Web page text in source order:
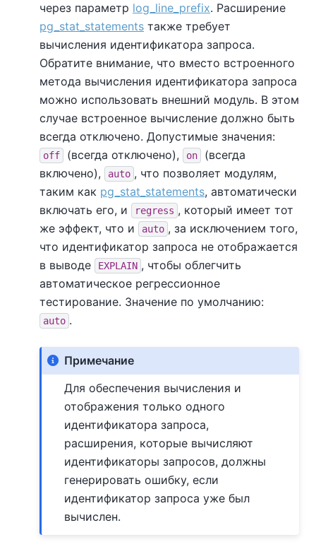
через параметр log_line_prefix. Расширение
pg_stat_statements также требует
вычисления идентификатора запроса.
Обратите внимание, что вместо встроенного
метода вычисления идентификатора запроса
можно использовать внешний модуль. В этом
случае встроенное вычисление должно быть
всегда отключено. Допустимые значения:
off (всегда отключено), on
(всегда
включено),
auto , что позволяет модулям,
таким как pg_stat_statements, автоматически
включать его, и
regress , который имеет тот
же эффект, что и
auto , за исключением того,
что идентификатор запроса не отображается
в выводе
EXPLAIN , чтобы облегчить
автоматическое регрессионное
тестирование. Значение по умолчанию:
auto .
Примечание
Для обеспечения вычисления и
отображения только одного
идентификатора запроса,
расширения, которые вычисляют
идентификаторы запросов, должны
генерировать ошибку, если
идентификатор запроса уже был
вычислен.